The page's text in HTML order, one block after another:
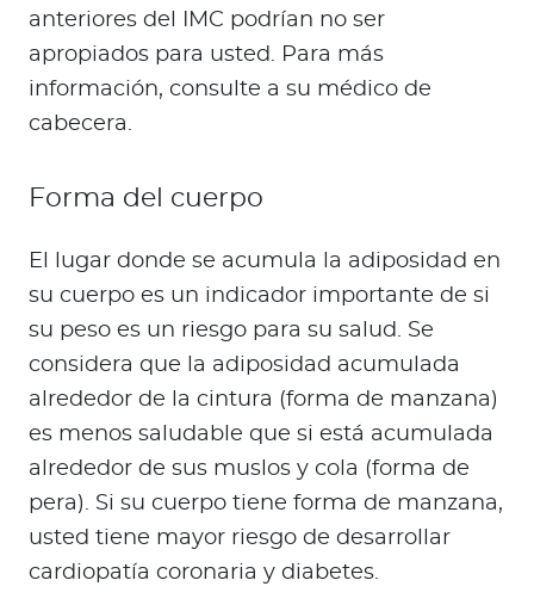
anteriores del IMC podrían no ser
apropiados para usted. Para más
información, consulte a su médico de
cabecera.
Forma del cuerpo
El lugar donde se acumula la adiposidad en
su cuerpo es un indicador importante de si
su peso es un riesgo para su salud. Se
considera que la adiposidad acumulada
alrededor de la cintura (forma de manzana)
es menos saludable que si está acumulada
alrededor de sus muslos y cola (forma de
pera). Si su cuerpo tiene forma de manzana,
usted tiene mayor riesgo de desarrollar
cardiopatía coronaria y diabetes.